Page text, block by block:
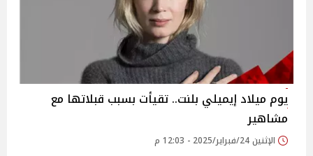
يوم ميلاد إيميلي بلنت.. تقيأت بسبب قبلاتها مع
مشاهير
الإثنين 24/فبراير/2025 - 12:03 م